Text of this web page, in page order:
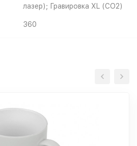
лазер); Гравировка XL (СО2)
360